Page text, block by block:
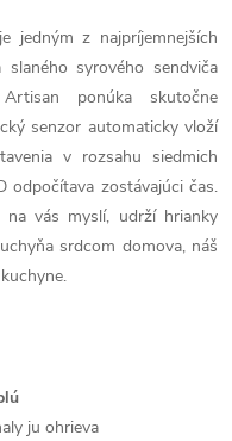
jedným z najpríjemnejších
syrového sendviča
ponúka skutočne
senzor automaticky vloží
v rozsahu siedmich
odpočítava zostávajúci čas.
vás myslí, udrží hrianky
srdcom domova, náš
ju ohrieva